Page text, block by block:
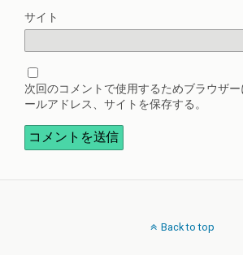
サイト
次回のコメントで使用するためブラウザ
ールアドレス、サイトを保存する。
Back to top